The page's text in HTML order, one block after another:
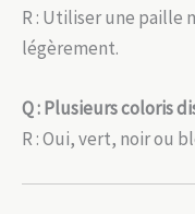
R : Utiliser une
légèrement.
Q : Plusieurs coloris
R : Oui, vert, noir ou